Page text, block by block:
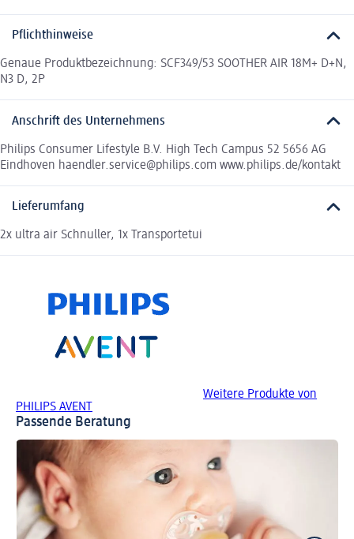
Pflichthinweise
Genaue Produktbezeichnung: SCF349/53 SOOTHER AIR 18M+ D+N,
N3 D, 2P
Anschrift des Unternehmens
Philips Consumer Lifestyle B.V. High Tech Campus 52 5656 AG
Eindhoven haendler.service@philips.com www.philips.de/kontakt
Lieferumfang
2x ultra air Schnuller, 1x Transportetui
Weitere Produkte von
PHILIPS AVENT
Passende Beratung